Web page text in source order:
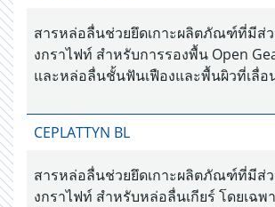
สารหล่อลื่นช่วยยึดเกาะผลิตภัณฑ์ที่มีส่
งกราไฟท์ สำหรับการรองพื้น Open
และหล่อลื่นชั้นฟันเฟืองและพื้นผิวที่เลื่อ
CEPLATTYN BL
สารหล่อลื่นช่วยยึดเกาะผลิตภัณฑ์ที่มีส่
งกราไฟท์ สำหรับหล่อลื่นเกียร์ โดยเฉพ